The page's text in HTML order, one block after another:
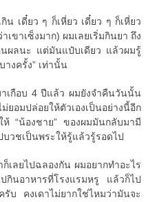
น เดี๋ยว ๆ ก็เหี่ยว เดี๋ยว ๆ ก็เหี่ยว
เขาเซ็งมาก) ผมเลยเริ่มกินยา ถึง
นผลนะ แต่มันแป๋บเดียว แล้วผมรู้
างครั้ง” เท่านั้น
าเกือบ 4 ปีแล้ว ผมยังจำคืนวันนั้น
อมปล่อยให้ตัวเองเป็นอย่างนี้อีก
ห้ “น้องชาย” ของผมมันกลับมามี
วชเป็นพระให้รู้แล้วรู้รอดไป
เลยไปฉลองกัน ผมอยากทำอะไร
กินอาหารที่โรงแรมหรู แล้วก็ไป
บ คงเดาไม่ยากใช่ไหมว่ามันจะ